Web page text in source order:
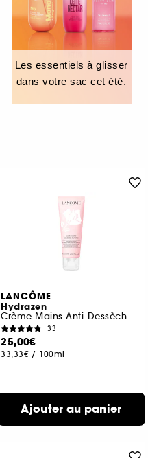
Les essentiels à glisser
dans votre sac cet été.
LANCÔME
Hydrazen
Crème Mains Anti-Dessèchement
33
25,00€
33,33€ / 100ml
Ajouter au panier